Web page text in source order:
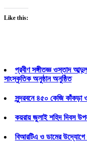
Like this:
প্রবীণ সঙ্গীতজ্ঞ ওস্তাদ
সাংস্কৃতিক অনুষ্ঠান অনুষ্ঠিত
সুন্দরবনে ৪৫০ কেজি
কয়রায় জুলাই শহিদ দিবস
বিআরটিএ ও ডামের